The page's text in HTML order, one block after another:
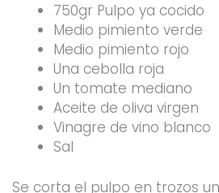
750gr Pulpo ya cocido
Medio pimiento verde
Medio pimiento rojo
Una cebolla roja
Un tomate mediano
Aceite de oliva virgen
Vinagre de vino blanco
Sal
Se corta el pulpo en trozos